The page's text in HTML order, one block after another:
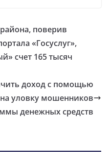
поверив
«Госуслуг»,
счет 165 тысяч
доход с помощью
уловку мошенников
денежных средств